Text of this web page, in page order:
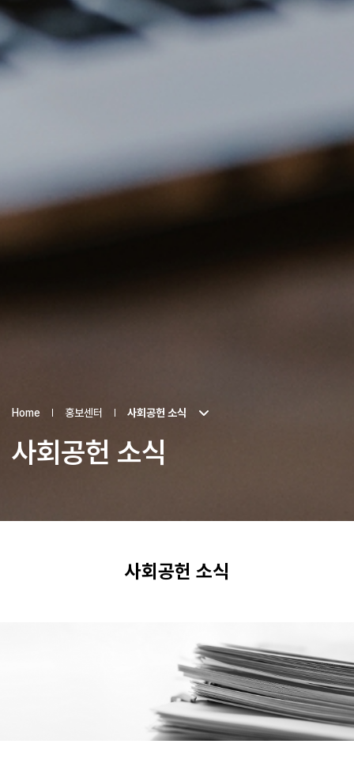
Home 홍보센터 사회공헌 소식
사회공헌 소식
사회공헌 소식